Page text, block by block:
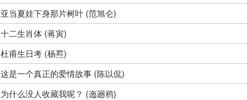
亚当夏娃下身那片树叶 (范旭仑)
十二生肖体 (蒋寅)
杜甫生日考 (杨焄)
这是一个真正的爱情故事 (陈以侃)
为什么没人收藏我呢？ (迤逦鸦)